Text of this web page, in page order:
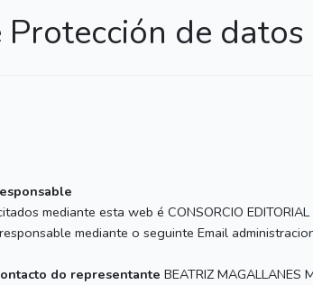
de datos
mediante esta web é CONSORCIO
mediante o seguinte Email
do representante BEATRIZ MAGALLANES